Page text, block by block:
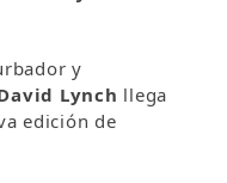
y
Lynch llega
edición de